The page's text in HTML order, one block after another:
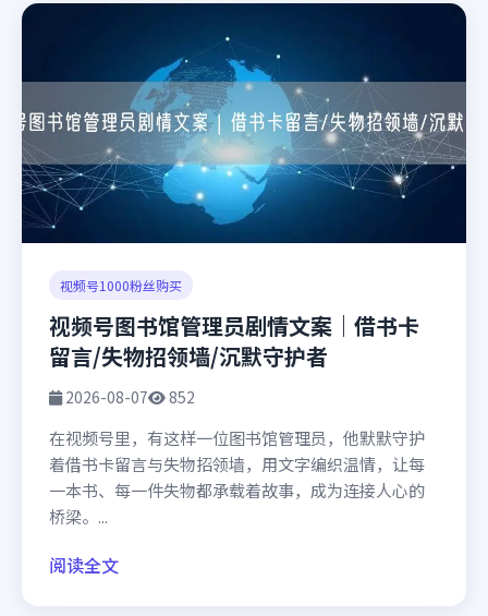
视频号1000粉丝购买
视频号图书馆管理员剧情文案｜借书卡
留言/失物招领墙/沉默守护者
2026-08-07 852
在视频号里，有这样一位图书馆管理员，他默默守护
着借书卡留言与失物招领墙，用文字编织温情，让每
一本书、每一件失物都承载着故事，成为连接人心的
桥梁。...
阅读全文